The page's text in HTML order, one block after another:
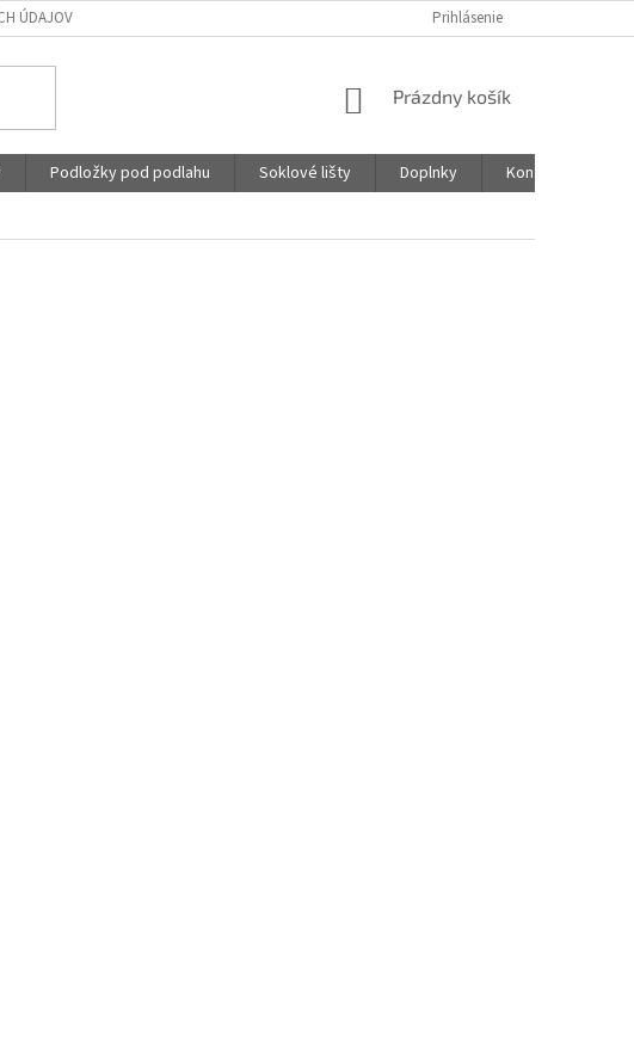
ÚDAJOV Prihlásenie
NÁKUPNÝ
Prázdny košík
Podložky pod podlahu Soklové lišty Doplnky
Kontakty